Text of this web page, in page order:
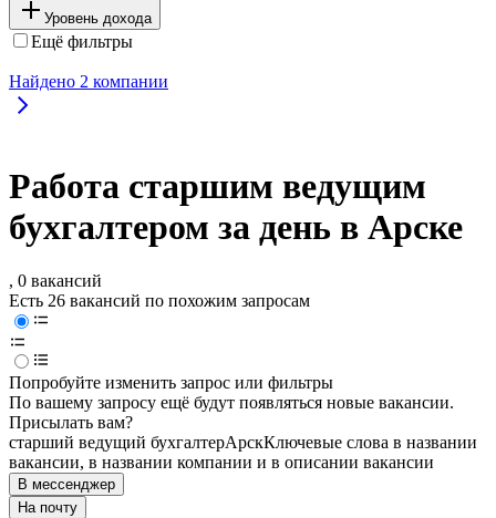
Уровень дохода
Ещё фильтры
Найдено 2 компании
Работа старшим ведущим
бухгалтером за день в Арске
, 0 вакансий
Есть 26 вакансий по похожим запросам
Попробуйте изменить запрос или фильтры
По вашему запросу ещё будут появляться новые вакансии.
Присылать вам?
старший ведущий бухгалтерАрскКлючевые слова в названии
вакансии, в названии компании и в описании вакансии
В мессенджер
На почту